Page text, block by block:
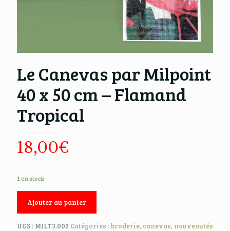
Le Canevas par Milpoint
40 x 50 cm – Flamand
Tropical
18,00€
1 en stock
Ajouter au panier
UGS : MILT3.002 Catégories :broderie, canevas, nouveautés